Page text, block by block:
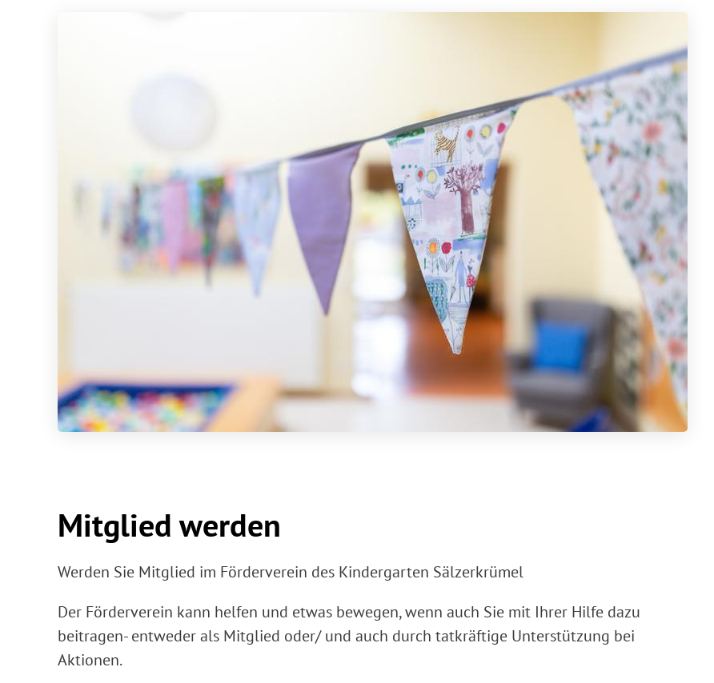
Mitglied werden
Werden Sie Mitglied im Förderverein des Kindergarten Sälzerkrümel
Der Förderverein kann helfen und etwas bewegen, wenn auch Sie mit Ihrer Hilfe dazu
beitragen- entweder als Mitglied oder/ und auch durch tatkräftige Unterstützung bei
Aktionen.